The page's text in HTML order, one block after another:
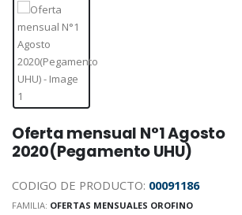
Oferta mensual N°1 Agosto
2020(Pegamento UHU)
CODIGO DE PRODUCTO: 00091186
FAMILIA: OFERTAS MENSUALES OROFINO